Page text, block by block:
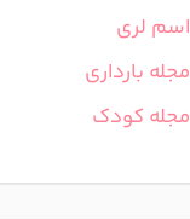
اسم لری
مجله بارداری
مجله کودک